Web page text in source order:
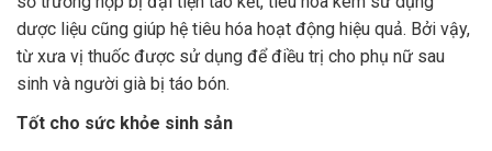
dược liệu cũng giúp hệ tiêu hóa hoạt động hiệu quả. Bởi vậy,
từ xưa vị thuốc được sử dụng để điều trị cho phụ nữ sau
sinh và người già bị táo bón.
Tốt cho sức khỏe sinh sản